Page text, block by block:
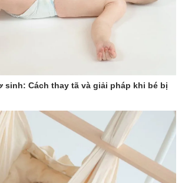
sinh: Cách thay tã và giải pháp khi bé bị